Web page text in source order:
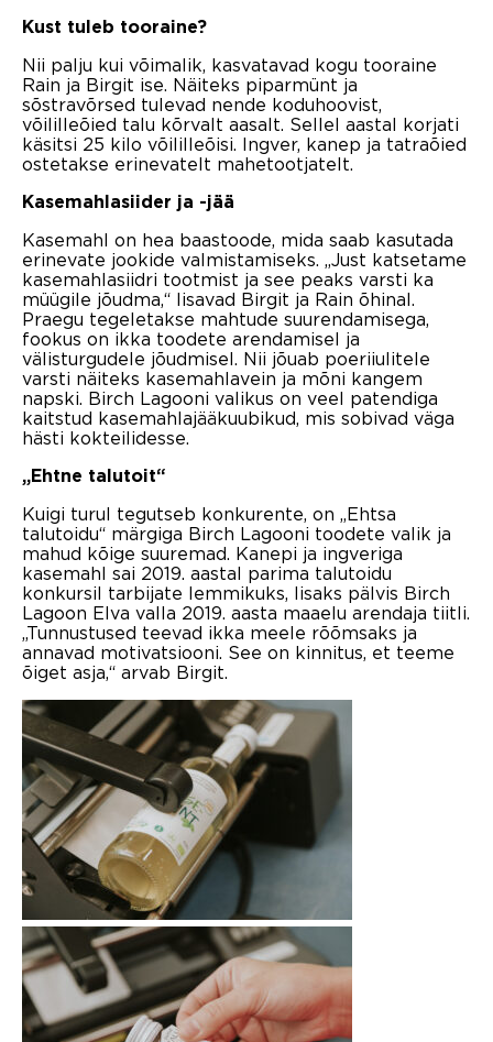
Kust tuleb tooraine?
Nii palju kui võimalik, kasvatavad kogu tooraine
Rain ja Birgit ise. Näiteks piparmünt ja
sõstravõrsed tulevad nende koduhoovist,
võililleõied talu kõrvalt aasalt. Sellel aastal korjati
käsitsi 25 kilo võililleõisi. Ingver, kanep ja tatraõied
ostetakse erinevatelt mahetootjatelt.
Kasemahlasiider ja -jää
Kasemahl on hea baastoode, mida saab kasutada
erinevate jookide valmistamiseks. „Just katsetame
kasemahlasiidri tootmist ja see peaks varsti ka
müügile jõudma,“ lisavad Birgit ja Rain õhinal.
Praegu tegeletakse mahtude suurendamisega,
fookus on ikka toodete arendamisel ja
välisturgudele jõudmisel. Nii jõuab poeriiulitele
varsti näiteks kasemahlavein ja mõni kangem
napski. Birch Lagooni valikus on veel patendiga
kaitstud kasemahlajääkuubikud, mis sobivad väga
hästi kokteilidesse.
„Ehtne talutoit“
Kuigi turul tegutseb konkurente, on „Ehtsa
talutoidu“ märgiga Birch Lagooni toodete valik ja
mahud kõige suuremad. Kanepi ja ingveriga
kasemahl sai 2019. aastal parima talutoidu
konkursil tarbijate lemmikuks, lisaks pälvis Birch
Lagoon Elva valla 2019. aasta maaelu arendaja tiitli.
„Tunnustused teevad ikka meele rõõmsaks ja
annavad motivatsiooni. See on kinnitus, et teeme
õiget asja,“ arvab Birgit.